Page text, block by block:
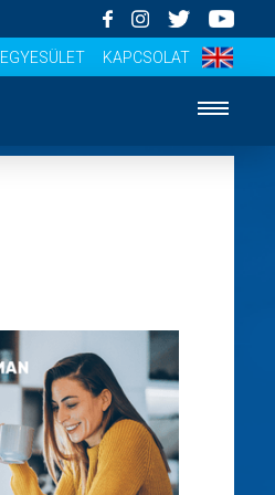
EGYESÜLET KAPCSOLAT